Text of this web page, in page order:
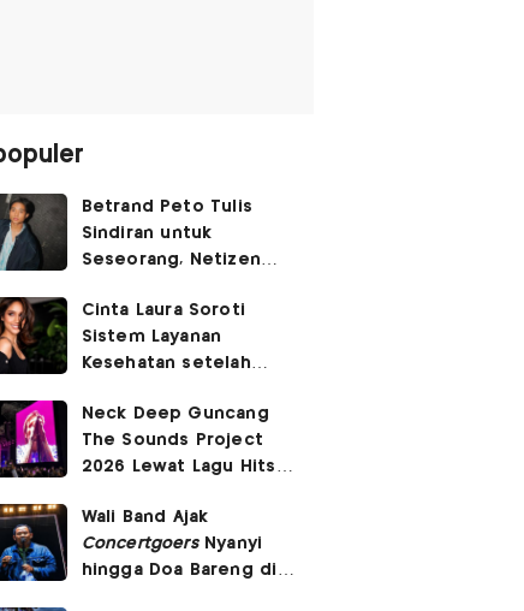
Betrand Peto Tulis
Sindiran untuk
Seseorang, Netizen
yang Bukan 'Gen Z
Banget'
Cinta Laura Soroti
Sistem Layanan
Kesehatan setelah
Ditelantarkan
Neck Deep Guncang
The Sounds Project
2026 Lewat Lagu Hits
Bloom
Wali Band Ajak
ConcertgoersNyanyi
hingga Doa Bareng di